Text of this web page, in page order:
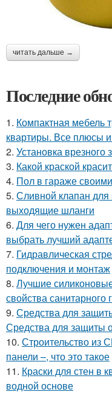
читать дальше →
Последние
1. Компактная мебель
квартиры. Все плюсы
2. Установка врезного
3. Какой краской
4. Пол в гараже
5. Сливной клапан
выходящие шланги
6. Для чего нужен
выбрать лучший
7. Гидравлическая
подключения и монтаж
8. Лучшие
свойства санитарного
9. Средства для
Средства для защиты
10. Строительство из
панели –, что это такое
11. Краски для стен в
водной основе